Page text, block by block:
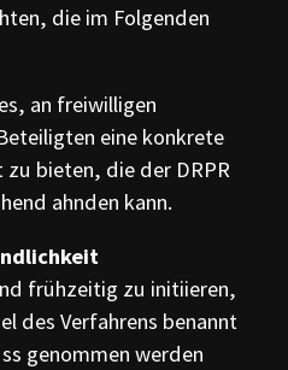
die im Folgenden
an freiwilligen
eine konkrete
bieten, die der DRPR
ahnden kann.
frühzeitig zu initiieren,
des Verfahrens benannt
genommen werden